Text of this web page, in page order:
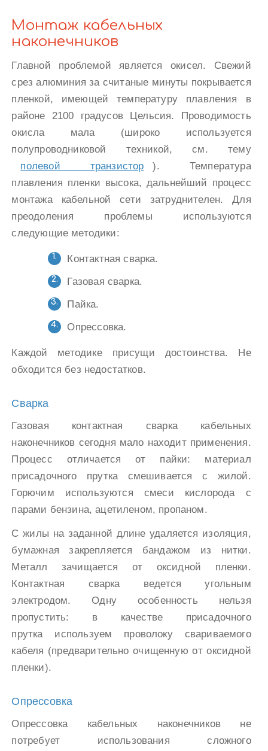
Монтаж кабельных
наконечников
Главной проблемой является окисел. Свежий
срез алюминия за считаные минуты покрывается
пленкой, имеющей температуру плавления в
районе 2100 градусов Цельсия. Проводимость
окисла мала (широко используется
полупроводниковой техникой, см. тему
полевой транзистор
). Температура
плавления пленки высока, дальнейший процесс
монтажа кабельной сети затруднителен. Для
преодоления проблемы используются
следующие методики:
Контактная сварка.
Газовая сварка.
Пайка.
Опрессовка.
Каждой методике присущи достоинства. Не
обходится без недостатков.
Сварка
Газовая контактная сварка кабельных
наконечников сегодня мало находит применения.
Процесс отличается от пайки: материал
присадочного прутка смешивается с жилой.
Горючим используются смеси кислорода с
парами бензина, ацетиленом, пропаном.
С жилы на заданной длине удаляется изоляция,
бумажная закрепляется бандажом из нитки.
Металл зачищается от оксидной пленки.
Контактная сварка ведется угольным
электродом. Одну особенность нельзя
пропустить: в качестве присадочного
прутка используем проволоку свариваемого
кабеля (предварительно очищенную от оксидной
пленки).
Опрессовка
Опрессовка кабельных наконечников не
потребует использования сложного